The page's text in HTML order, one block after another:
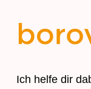
Ich helfe dir